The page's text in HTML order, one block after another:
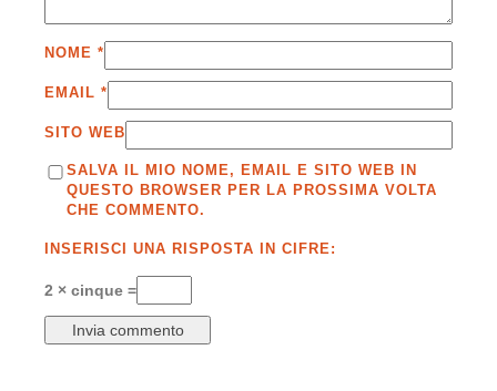
NOME *
EMAIL *
SITO WEB
SALVA IL MIO NOME, EMAIL E SITO WEB IN
QUESTO BROWSER PER LA PROSSIMA VOLTA
CHE COMMENTO.
INSERISCI UNA RISPOSTA IN CIFRE:
2 × cinque =